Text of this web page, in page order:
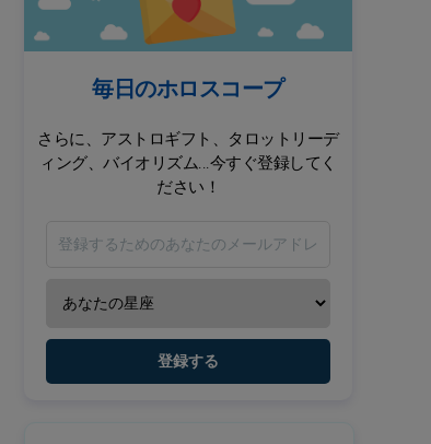
毎日のホロスコープ
さらに、アストロギフト、タロットリーデ
ィング、バイオリズム...今すぐ登録してく
ださい！
登録する